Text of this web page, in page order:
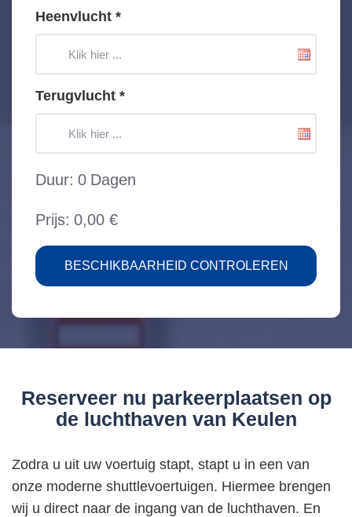
Heenvlucht *
Terugvlucht *
Duur: 0 Dagen
Prijs: 0,00 €
Reserveer nu parkeerplaatsen op
de luchthaven van Keulen
Zodra u uit uw voertuig stapt, stapt u in een van
onze moderne shuttlevoertuigen. Hiermee brengen
wij u direct naar de ingang van de luchthaven. En